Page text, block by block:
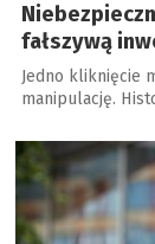
fałszywą
Jedno kliknięcie
manipulację.
a